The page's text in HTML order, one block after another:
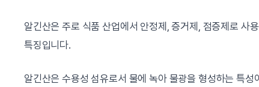
알긴산은 주로 식품 산업에서 안정제, 증거제, 점증제로 사
특징입니다.
알긴산은 수용성 섬유로서 물에 녹아 물광을 형성하는 특